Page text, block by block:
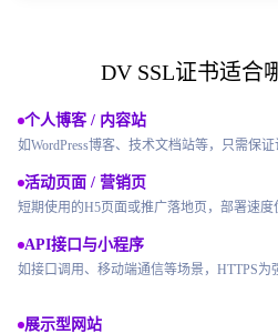
DV SSL证书适合
个人博客 / 内容站
如WordPress博客、技术文档站等，只需保证
活动页面 / 营销页
短期使用的H5页面或推广落地页，部署速度
API接口与小程序
如接口调用、移动端通信等场景，HTTPS为
展示型网站